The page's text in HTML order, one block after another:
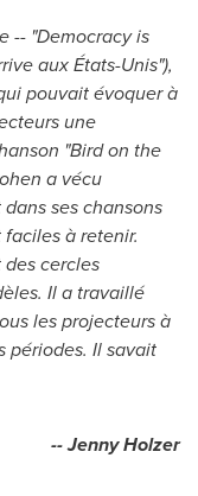
-- "Democracy is
aux États-Unis"),
pouvait évoquer à
une
"Bird on the
a vécu
ses chansons
à retenir.
cercles
Il a travaillé
les projecteurs à
périodes. Il savait
-- Jenny Holzer